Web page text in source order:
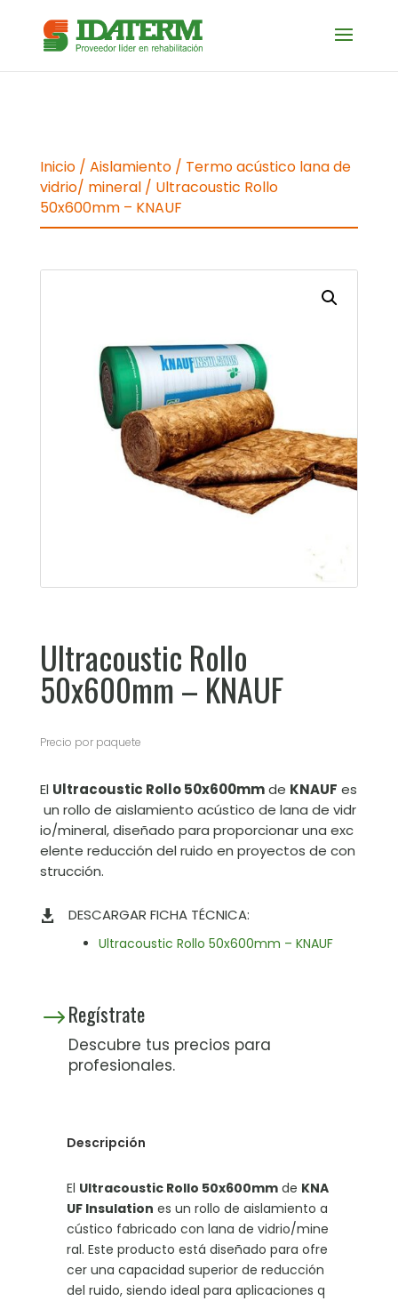
Inicio/ Aislamiento/ Termo acústico lana de
vidrio/ mineral/ Ultracoustic Rollo
50x600mm – KNAUF
Ultracoustic Rollo
50x600mm – KNAUF
Precio por paquete
El Ultracoustic Rollo 50x600mmde KNAUF es
un rollo de aislamiento acústico de lana de vidr
io/mineral, diseñado para proporcionar una exc
elente reducción del ruido en proyectos de con
strucción.
 DESCARGAR FICHA TÉCNICA:
Ultracoustic Rollo 50x600mm – KNAUF
$Regístrate
Descubre tus precios para
profesionales.
Descripción
El Ultracoustic Rollo 50x600mmde KNA
UF Insulation es un rollo de aislamiento a
cústico fabricado con lana de vidrio/mine
ral. Este producto está diseñado para ofre
cer una capacidad superior de reducción
del ruido, siendo ideal para aplicaciones q